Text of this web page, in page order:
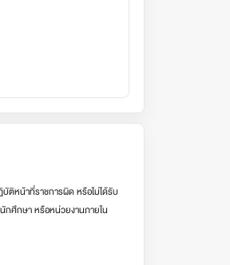
ติหน้าที่ราชการผิด หรือไม่ได้รับ
กศึกษา หรือหน่วยงานภายใน